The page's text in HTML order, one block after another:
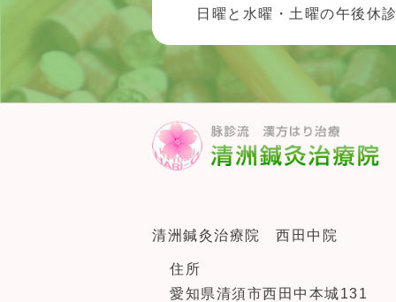
日曜と水曜・土曜の午後休診
清洲鍼灸治療院 西田中院
住所
愛知県清須市西田中本城131